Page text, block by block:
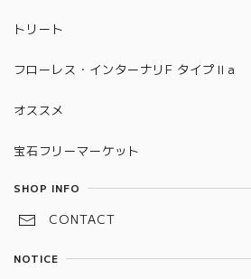
ピンク
オレンジ
グリーン
ラディアン
ハート
クッション
オーバル
バケット
サイクラ
モディフィファイ
USカット
ローズ
VVS-1
トリート
パープル
フローレス・インターナリF タイプⅡa
FL（フローレス）
オススメ
宝石フリーマーケット
SHOP INFO
CONTACT
NOTICE